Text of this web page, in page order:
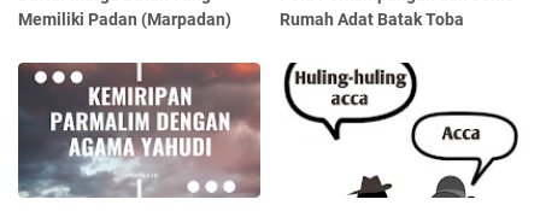
Memiliki Padan (Marpadan)
Rumah Adat Batak Toba